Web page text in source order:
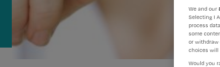
We and our
Selecting I
process
some
or withdraw
choices will
Would you